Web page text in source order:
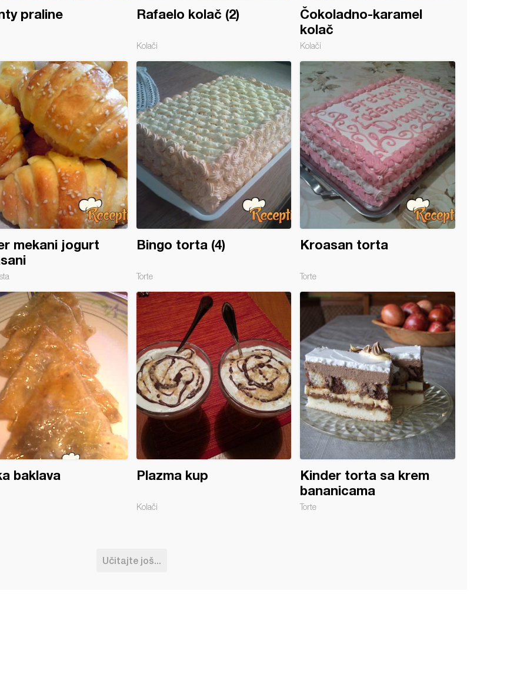
praline Rafaelo kolač (2)
Kolači
Čokoladno-karamel
kolač
Kolači
mekani jogurt
Bingo torta (4)
Torte
Kroasan torta
Torte
baklava Plazma kup
Kolači
Kinder torta sa krem
bananicama
Torte
Učitajte još...